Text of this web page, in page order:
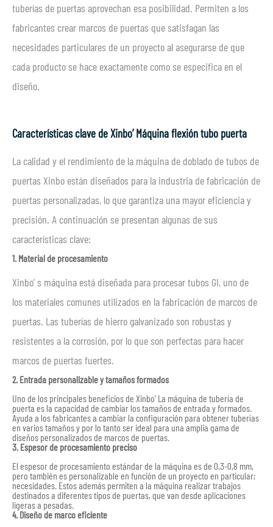
tuberías de puertas aprovechan esa posibilidad. Permiten a los
fabricantes crear marcos de puertas que satisfagan las
necesidades particulares de un proyecto al asegurarse de que
cada producto se hace exactamente como se especifica en el
diseño.
Características clave de Xinbo’ Máquina flexión tubo puerta
La calidad y el rendimiento de la máquina de doblado de tubos de
puertas Xinbo están diseñados para la industria de fabricación de
puertas personalizadas, lo que garantiza una mayor eficiencia y
precisión. A continuación se presentan algunas de sus
características clave:
1. Material de procesamiento
Xinbo’ s máquina está diseñada para procesar tubos GI, uno de
los materiales comunes utilizados en la fabricación de marcos de
puertas. Las tuberías de hierro galvanizado son robustas y
resistentes a la corrosión, por lo que son perfectas para hacer
marcos de puertas fuertes.
2. Entrada personalizable y tamaños formados
Uno de los principales beneficios de Xinbo’ La máquina de tubería de
puerta es la capacidad de cambiar los tamaños de entrada y formados.
Ayuda a los fabricantes a cambiar la configuración para obtener tuberías
en varios tamaños y por lo tanto ser ideal para una amplia gama de
diseños personalizados de marcos de puertas.
3. Espesor de procesamiento preciso
El espesor de procesamiento estándar de la máquina es de 0,3-0,8 mm,
pero también es personalizable en función de un proyecto en particular;
necesidades. Estos además permiten a la máquina realizar trabajos
destinados a diferentes tipos de puertas, que van desde aplicaciones
ligeras a pesadas.
4. Diseño de marco eficiente